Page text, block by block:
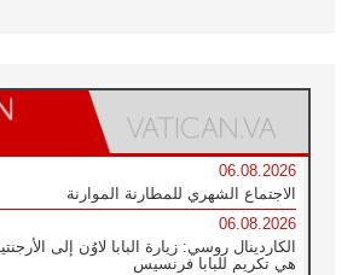
06.08.2026
الاجتماع الشهري للمطارنة الموارنة
06.08.2026
الكاردينال روسي: زيارة البابا لاوُن إلى
هي تكريم للبابا فرنسيس